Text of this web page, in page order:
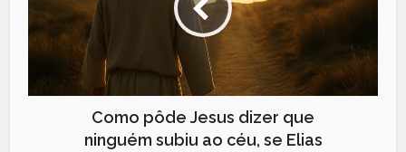
Como pôde Jesus dizer que
ninguém subiu ao céu, se Elias